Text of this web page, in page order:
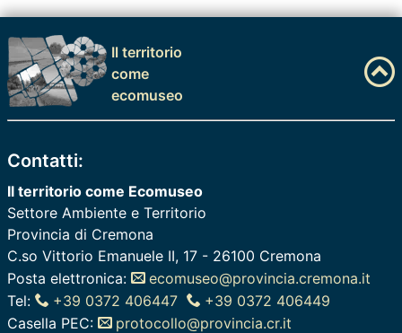
Il territorio
come
ecomuseo
Contatti:
Il territorio come Ecomuseo
Settore Ambiente e Territorio
Provincia di Cremona
C.so Vittorio Emanuele II, 17 - 26100 Cremona
Posta elettronica:
ecomuseo@provincia.cremona.it
Tel:
+39 0372 406447
+39 0372 406449
Casella PEC:
protocollo@provincia.cr.it